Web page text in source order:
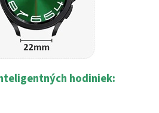
hodiniek: